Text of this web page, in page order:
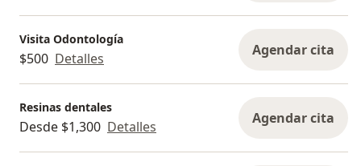
Visita Odontología
$500 Detalles Agendar cita
Resinas dentales
Desde $1,300 Detalles Agendar cita